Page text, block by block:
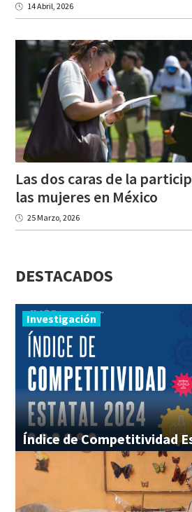
14 Abril, 2026
Las dos caras de la
las mujeres en México
25 Marzo, 2026
DESTACADOS
Investigación
Índice deCompetitividad